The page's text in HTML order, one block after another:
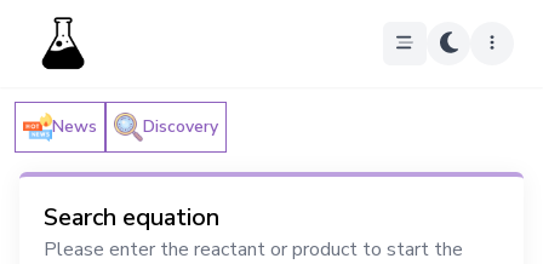
News Discovery
Search equation
Please enter the reactant or product to start the